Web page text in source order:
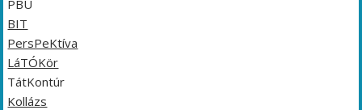
PBÚ
BIT
PersPeKtíva
LáTÓKör
TátKontúr
Kollázs